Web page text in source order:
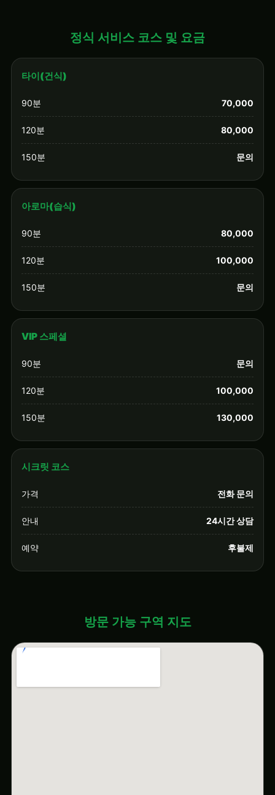
정식 서비스 코스 및 요금
타이(건식)
90분 70,000
120분 80,000
150분 문의
아로마(습식)
90분 80,000
120분 100,000
150분 문의
VIP 스페셜
90분 문의
120분 100,000
150분 130,000
시크릿 코스
가격 전화 문의
안내 24시간 상담
예약 후불제
방문 가능 구역 지도